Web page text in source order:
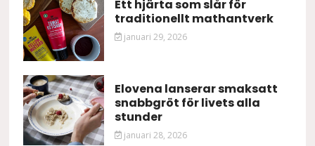
Ett hjärta som slår för
traditionellt mathantverk
januari 29, 2026
Elovena lanserar smaksatt
snabbgröt för livets alla
stunder
januari 28, 2026